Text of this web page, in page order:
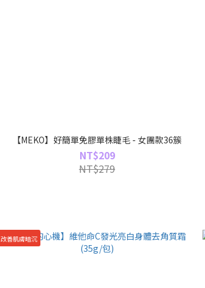
【MEKO】好簡單免膠單株睫毛 - 女團款36簇
NT$209
NT$279
改善肌膚暗沉